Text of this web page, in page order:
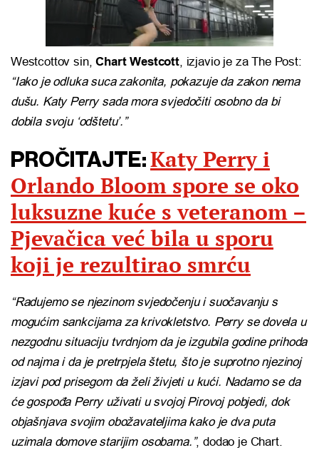
Westcottov sin,Chart Westcott, izjavio je za The Post:
“Iako je odluka suca zakonita, pokazuje da zakon nema
dušu. Katy Perry sada mora svjedočiti osobno da bi
dobila svoju ‘odštetu’.”
PROČITAJTE: Katy Perry i
Orlando Bloom spore se oko
luksuzne kuće s veteranom –
Pjevačica već bila u sporu
koji je rezultirao smrću
“Radujemo se njezinom svjedočenju i suočavanju s
mogućim sankcijama za krivokletstvo. Perry se dovela u
nezgodnu situaciju tvrdnjom da je izgubila godine prihoda
od najma i da je pretrpjela štetu, što je suprotno njezinoj
izjavi pod prisegom da želi živjeti u kući. Nadamo se da
će gospođa Perry uživati u svojoj Pirovoj pobjedi, dok
objašnjava svojim obožavateljima kako je dva puta
uzimala domove starijim osobama.”, dodao je Chart.